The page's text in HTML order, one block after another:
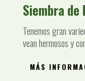
Siembra de
Tenemos gran
vean hermosos y
MÁS